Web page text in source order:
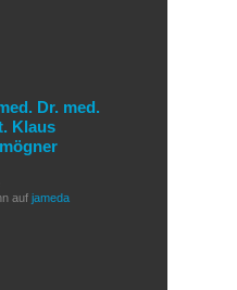
Dr. med.
Klaus
auf jameda